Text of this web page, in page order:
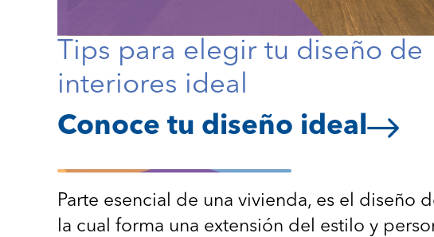
Tips para elegir tu diseño de
interiores ideal
Conoce tu diseño ideal
Parte esencial de una vivienda, es el diseño
la cual forma una extensión del estilo y